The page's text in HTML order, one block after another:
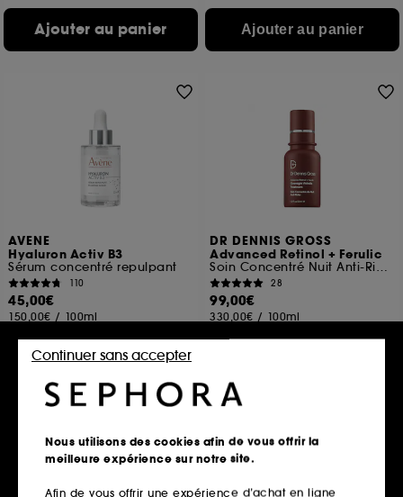
Ajouter au panier Ajouter au panier
AVENE
Hyaluron Activ B3
Sérum concentré repulpant
110
45,00€
150,00€ / 100ml
Ajouter au panier
DR DENNIS GROSS
Advanced Retinol + Ferulic
Soin Concentré Nuit Anti-Rides
28
99,00€
330,00€ / 100ml
Ajouter au panier
Nous utilisons des cookies afin de vous offrir la
meilleure expérience sur notre site.
Afin de vous offrir une expérience d’achat en ligne
Continuer sans accepter